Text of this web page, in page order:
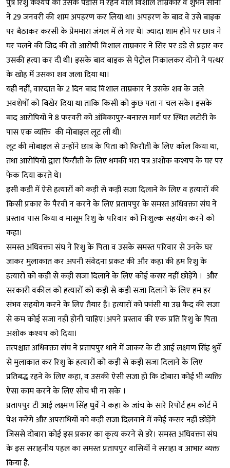
ने 29 जनवरी की शाम अपहरण कर लिया था। अपहरण के बाद वे उसे बाइक
पर बैठाकर करसी के प्रेममारा जंगल में ले गए थे। ज्यादा शाम होने पर छात्र ने
घर चलने की जिद की तो आरोपी विशाल ताम्रकार ने सिर पर डंडे से प्रहार कर
उसकी हत्या कर दी थी। इसके बाद बाइक से पेट्रोल निकालकर दोनों ने पत्थर
के खोह में उसका शव जला दिया था।
यही नहीं, वारदात के 2 दिन बाद विशाल ताम्रकार ने उसके शव के जले
अवशेषों को बिखेर दिया था ताकि किसी को कुछ पता न चल सके। इसके
बाद आरोपियों ने 8 फरवरी को अंबिकापुर-बनारस मार्ग पर स्थित लटोरी के
पास एक व्यक्ति की मोबाइल लूट ली थी।
लूट की मोबाइल से उन्होंने छात्र के पिता को फिरौती के लिए कॉल किया था,
तथा आरोपियों द्वारा फिरौती के लिए धमकी भरा पत्र अशोक कश्यप के घर पर
फेक दिया करते थे।
इसी कड़ी में ऐसे हत्यारों को कड़ी से कड़ी सजा दिलाने के लिए व हत्यारों की
किसी प्रकार के पैरवी न करने के लिए प्रतापपुर के समस्त अधिवक्ता संघ ने
प्रस्ताव पास किया व मासूम रिशु के परिवार कों निःशुल्क सहयोग करने को
कहा।
समस्त अधिवक्ता संघ ने रिशु के पिता व उसके समस्त परिवार से उनके घर
जाकर मुलाकात कर अपनी संवेदना प्रकट की और कहा की हम रिशु के
हत्यारों को कड़ी से कड़ी सजा दिलाने के लिए कोई कसर नहीं छोड़ेंगे । और
सरकारी वकील को हत्यारों को कड़ी से कड़ी सजा दिलाने के लिए हम हर
संभव सहयोग करने के लिए तैयार हैं। हत्यारों को फांसी या उम्र कैद की सजा
से कम कोई सजा नहीं होनी चाहिए।अपने प्रस्ताव की एक प्रति रिशु के पिता
अशोक कश्यप को दिया।
तत्पश्चात अधिवक्ता संघ ने प्रतापपुर थाने में जाकर के टी आई लक्ष्मण सिंह धुर्वे
से मुलाकात कर रिशु के हत्यारों को कड़ी से कड़ी सजा दिलाने के लिए
प्रतिबद्ध रहने के लिए कहा, व उसकी ऐसी सजा हो कि दोबारा कोई भी व्यक्ति
ऐसा काम करने के लिए सोच भी ना सके ।
प्रतापपुर टी आई लक्ष्मण सिंह धुर्वे ने कहा के जांच के सारे रिपोर्ट हम कोर्ट में
पेश करेंगे और अपराधियों को कड़ी सजा दिलवाने में कोई कसर नहीं छोड़ेंगे
जिससे दोबारा कोई इस प्रकार का कृत्य करने से डरे। समस्त अधिवक्ता संघ
के इस सराहनीय पहल का समस्त प्रतापपुर वासियों ने सराहा व आभार व्यक्त
किया है.